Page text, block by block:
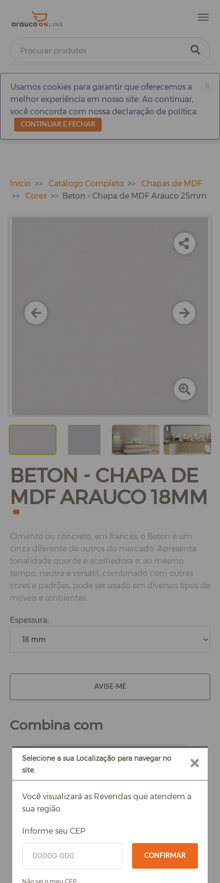
Usamos cookies para garantir que oferecemos a
melhor experiência em nosso site. Ao continuar,
você concorda com nossa declaração de política.
CONTINUAR E FECHAR
Início Catálogo Completo
Chapas de MDF
Cores
Beton - Chapa de MDF Arauco 25mm
BETON - CHAPA DE
MDF ARAUCO 18MM
Cimento ou concreto, em francês, o Beton é um
cinza diferente de outros do mercado. Apresenta
tonalidade quente e acolhedora e, ao mesmo
tempo, neutra e versátil, combinado com outras
cores e padrões, pode ser usado em diversos tipos de
móveis e ambientes.
Espessura:
AVISE-ME
Combina com
Você visualizará as Revendas que atendem a
sua região.
Informe seu CEP
CONFIRMAR
Não sei o meu CEP
Selecione a sua Localização para navegar no
site.